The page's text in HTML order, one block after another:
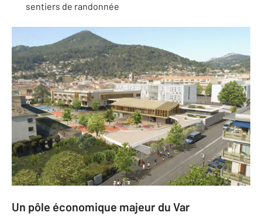
sentiers de randonnée
Un pôle économique majeur du Var